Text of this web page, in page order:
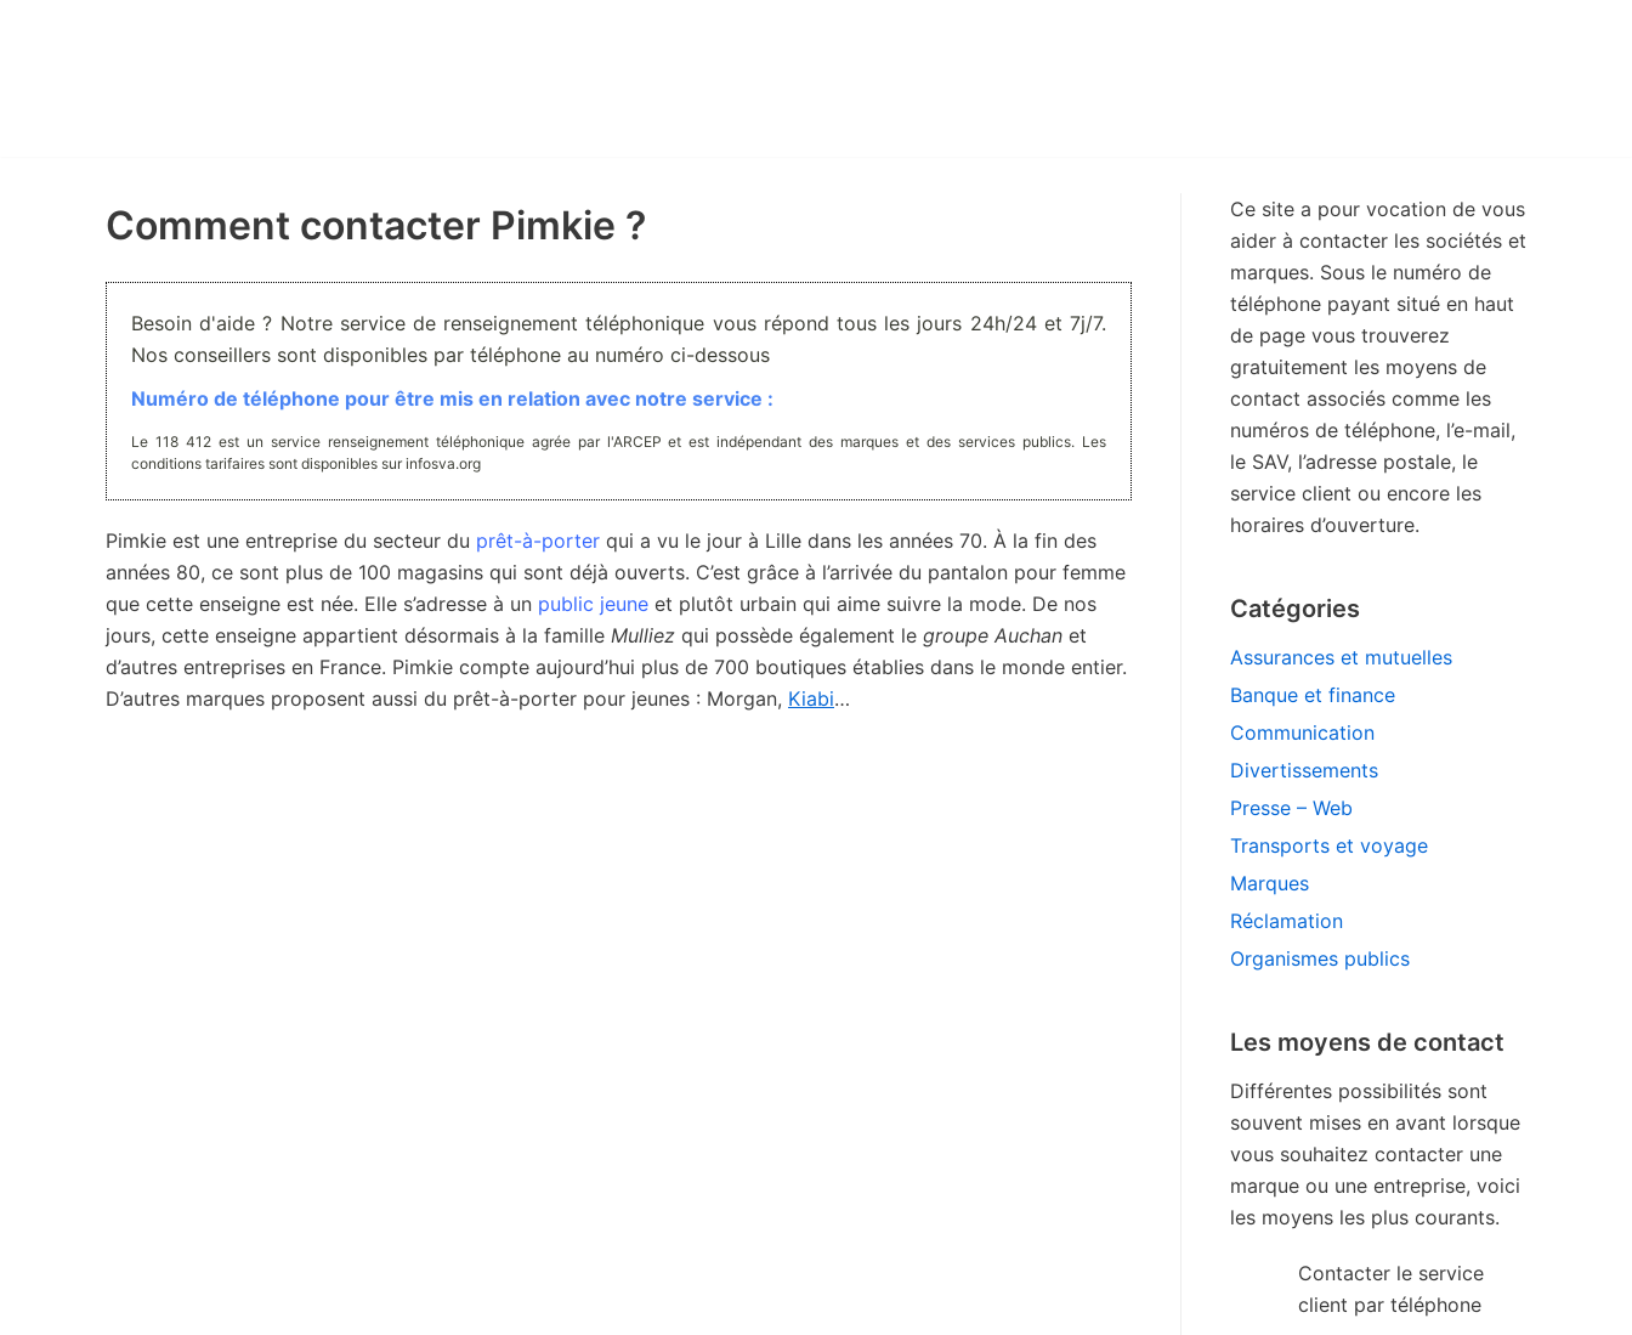
Comment contacter Pimkie ?
Besoin d'aide ? Notre service de renseignement téléphonique vous répond tous les jours 24h/24 et 7j/7.
Nos conseillers sont disponibles par téléphone au numéro ci-dessous
Numéro de téléphone pour être mis en relation avec notre service :
Le 118 412 est un service renseignement téléphonique agrée par l'ARCEP et est indépendant des marques et des services publics. Les
conditions tarifaires sont disponibles sur infosva.org
Pimkie est une entreprise du secteur du prêt-à-porter qui a vu le jour à Lille dans les années 70. À la fin des
années 80, ce sont plus de 100 magasins qui sont déjà ouverts. C’est grâce à l’arrivée du pantalon pour femme
que cette enseigne est née. Elle s’adresse à un public jeune et plutôt urbain qui aime suivre la mode. De nos
jours, cette enseigne appartient désormais à la famille Mulliez qui possède également le groupe Auchan et
d’autres entreprises en France. Pimkie compte aujourd’hui plus de 700 boutiques établies dans le monde entier.
D’autres marques proposent aussi du prêt-à-porter pour jeunes : Morgan, Kiabi…
Ce site a pour vocation de vous
aider à contacter les sociétés et
marques. Sous le numéro de
téléphone payant situé en haut
de page vous trouverez
gratuitement les moyens de
contact associés comme les
numéros de téléphone, l’e-mail,
le SAV, l’adresse postale, le
service client ou encore les
horaires d’ouverture.
Catégories
Assurances et mutuelles
Banque et finance
Communication
Divertissements
Presse – Web
Transports et voyage
Marques
Réclamation
Organismes publics
Les moyens de contact
Différentes possibilités sont
souvent mises en avant lorsque
vous souhaitez contacter une
marque ou une entreprise, voici
les moyens les plus courants.
Contacter le service
client par téléphone